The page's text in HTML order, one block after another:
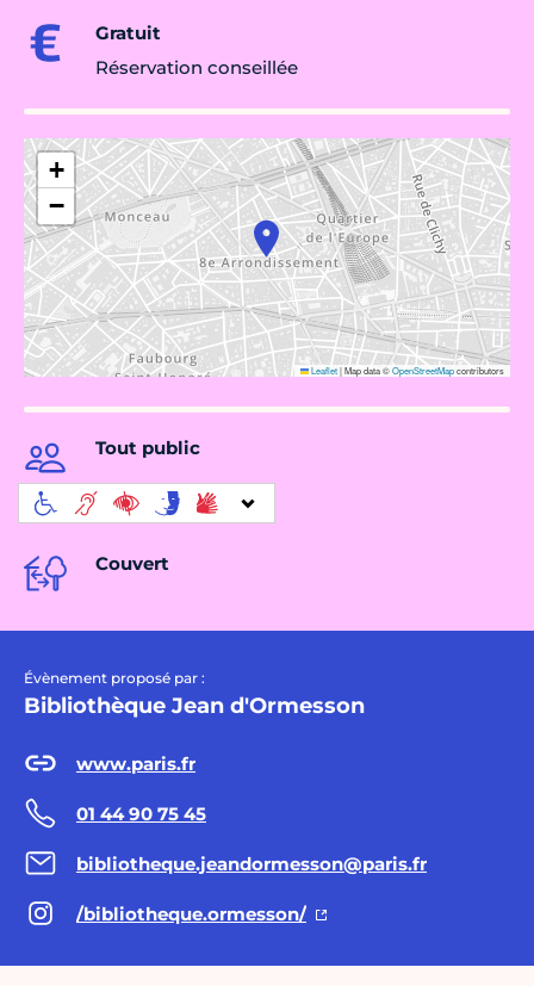
Gratuit
Réservation conseillée
+
−
Leaflet|Map data ©OpenStreetMapcontributors
Tout public
Couvert
Évènement proposé par :
Bibliothèque Jean d'Ormesson
www.paris.fr
01 44 90 75 45
bibliotheque.jeandormesson@paris.fr
/bibliotheque.ormesson/